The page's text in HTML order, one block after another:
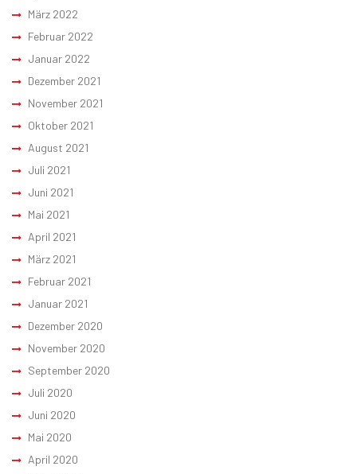
März 2022
Februar 2022
Januar 2022
Dezember 2021
November 2021
Oktober 2021
August 2021
Juli 2021
Juni 2021
Mai 2021
April 2021
März 2021
Februar 2021
Januar 2021
Dezember 2020
November 2020
September 2020
Juli 2020
Juni 2020
Mai 2020
April 2020